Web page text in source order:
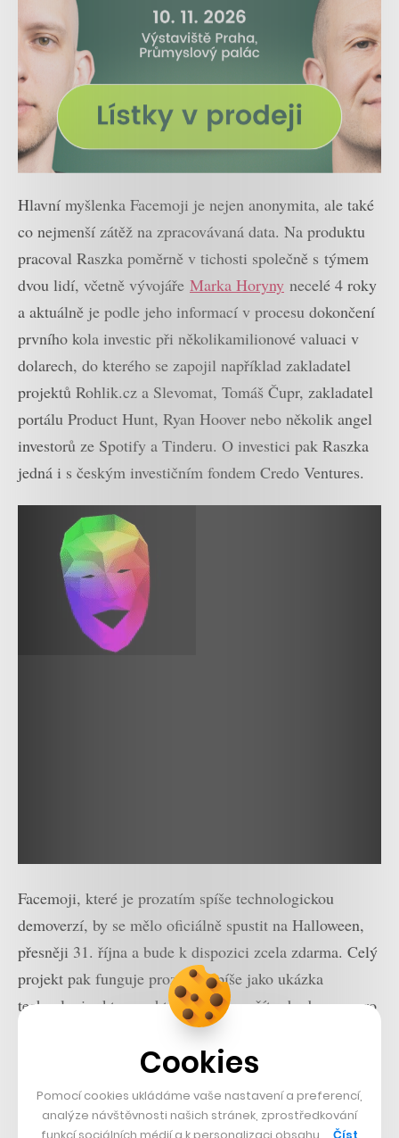
Hlavní myšlenka Facemoji je nejen anonymita, ale také
co nejmenší zátěž na zpracovávaná data. Na produktu
pracoval Raszka poměrně v tichosti společně s týmem
dvou lidí, včetně vývojáře Marka Horyny necelé 4 roky
a aktuálně je podle jeho informací v procesu dokončení
prvního kola investic při několikamilionové valuaci v
dolarech, do kterého se zapojil například zakladatel
projektů Rohlik.cz a Slevomat, Tomáš Čupr, zakladatel
portálu Product Hunt, Ryan Hoover nebo několik angel
investorů ze Spotify a Tinderu. O investici pak Raszka
jedná i s českým investičním fondem Credo Ventures.
Facemoji, které je prozatím spíše technologickou
demoverzí, by se mělo oficiálně spustit na Halloween,
přesněji 31. října a bude k dispozici zcela zdarma. Celý
projekt pak funguje prozatím spíše jako ukázka
technologie, kterou chtějí tvůrci využít v budoucnu pro
další navázané projekty. Příští rok tak například Raszka
a spol. plánují vydat vlastní SDK, které budou ostatní
(virtuální a rozšířené reality) nebo ve videochatovacích
Cookies
Pomocí cookies ukládáme vaše nastavení a preferencí,
analýze návštěvnosti našich stránek, zprostředkování
funkcí sociálních médií a k personalizaci obsahu … Číst